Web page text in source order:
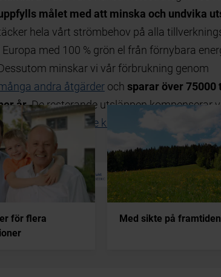
för flera
Med sikte på framtiden